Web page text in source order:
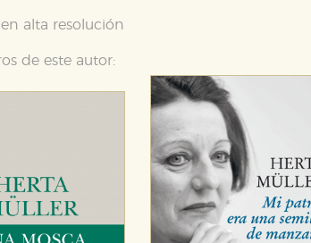
alta resolución
de este autor:
DE COOKIES